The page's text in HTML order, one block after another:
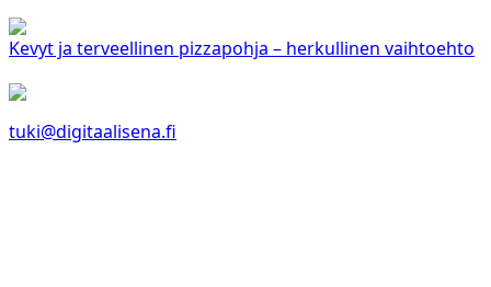
Kevyt ja terveellinen pizzapohja – herkullinen vaihtoehto
tuki@digitaalisena.fi